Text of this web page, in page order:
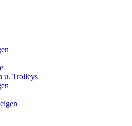
u. Trolleys